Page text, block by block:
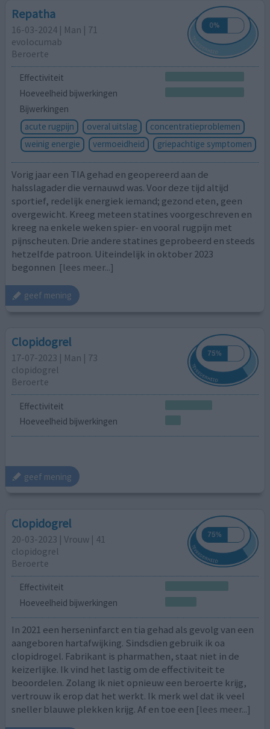
Repatha
16-03-2024 | Man | 71
evolocumab
Beroerte
Effectiviteit
Hoeveelheid bijwerkingen
Bijwerkingen
acute rugpijn
overal uitslag
concentratieproblemen
weinig energie
vermoeidheid griepachtige symptomen
Vorig jaar een TIA gehad en geopereerd aan de
halsslagader die vernauwd was. Voor deze tijd altijd
sportief, redelijk energiek iemand; gezond eten, geen
overgewicht. Kreeg meteen statines voorgeschreven en
kreeg na enkele weken spier- en vooral rugpijn met
pijnscheuten. Drie andere statines geprobeerd en steeds
hetzelfde patroon. Uiteindelijk in oktober 2023
begonnen [lees meer...]
geef mening
Clopidogrel
17-07-2023 | Man | 73
clopidogrel
Beroerte
Effectiviteit
Hoeveelheid bijwerkingen
geef mening
Clopidogrel
20-03-2023 | Vrouw | 41
clopidogrel
Beroerte
Effectiviteit
Hoeveelheid bijwerkingen
In 2021 een herseninfarct en tia gehad als gevolg van een
aangeboren hartafwijking. Sindsdien gebruik ik oa
clopidrogel. Fabrikant is pharmathen, staat niet in de
keizerlijke. Ik vind het lastig om de effectiviteit te
beoordelen. Zolang ik niet opnieuw een beroerte krijg,
vertrouw ik erop dat het werkt. Ik merk wel dat ik veel
sneller blauwe plekken krijg. Af en toe een [lees meer...]